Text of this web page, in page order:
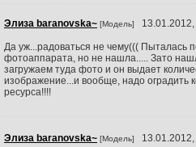
Элиза baranovska~ [Модель]
Да уж...радоваться не чему((( Пыталась
фотоаппарата, но не нашла..... Зато
загружаем туда фото и он выдает
изображение...и вообще, надо оградить
ресурса!!!!
Элиза baranovska~ [Модель]